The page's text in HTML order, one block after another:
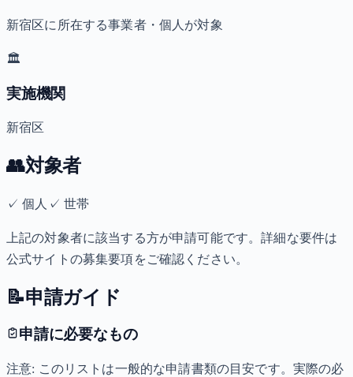
新宿区に所在する事業者・個人が対象
🏛️
実施機関
新宿区
👥対象者
✓個人 ✓ 世帯
上記の対象者に該当する方が申請可能です。詳細な要件は
公式サイトの募集要項をご確認ください。
📝申請ガイド
申請に必要なもの
注意: このリストは一般的な申請書類の目安です。実際の必